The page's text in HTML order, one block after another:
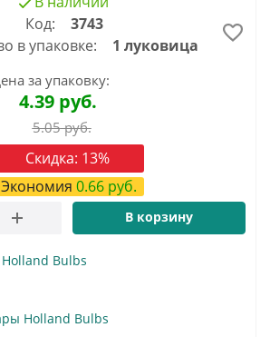
Код:
3743
в упаковке:
1 луковица
за упаковку:
4.39 руб.
5.05руб.
Скидка: 13%
Экономия 0.66руб.
В корзину
Holland Bulbs
Holland Bulbs